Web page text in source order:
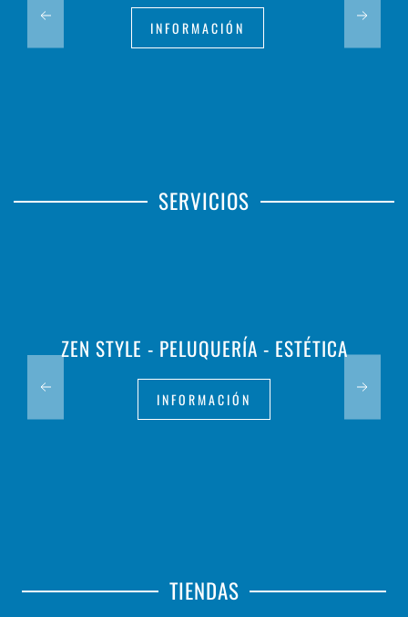
INFORMACIÓN
SERVICIOS
ZEN STYLE - PELUQUERÍA - ESTÉTICA
INFORMACIÓN
TIENDAS